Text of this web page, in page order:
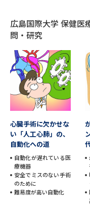
大
大学で学べる内容や
新増設大学・学部・学科特集
データサイエンス特集
デジタルパンフレット
新学年スタート号特集ペー
（高3生用）
広島国際大学 保健医
問・研究
心臓手術に欠かせな
い「人工心肺」の、
自動化への道
自動化が遅れている医
療機器
安全でミスのない手術
のために
難易度が高い自動化